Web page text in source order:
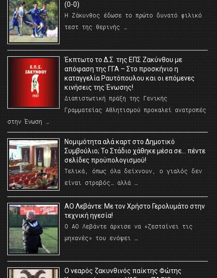
(0-0)
Η Ζάκυνθος έδωσε το πρώτο δυνατό φιλικό
τεστ της θερινής …
Έκπτωτο το Δ.Σ. της ΕΠΣ Ζακύνθου με
απόφαση της ΓΓΑ – Στο προσκήνιο η
καταγγελία Ραυτόπουλου και οι επόμενες
κινήσεις της Ένωσης!
Διαπιστωτική πράξη της Γενικής
Γραμματείας Αθλητισμού προκαλεί ανατροπές
στην Ένωση …
Νομιμότητα αλά καρτ στο Δημοτικό
Συμβούλιο; Το Στάδιο χάθηκε μέσα σε… πέντε
σελίδες προϋπολογισμού!
Τελικά, όπως όλα δείχνουν, ο γιαλός δεν
είναι στραβός… αλλά …
ΑΟ Λεβάντε: Με τον Χρήστο Γερολυμάτο στην
τεχνική ηγεσία!
Ο ΑΟ Λεβάντε άρχισε να «ζεσταίνει τις
μηχανές» του ενόψει …
O νεαρός ζακυνθινός παίκτης Φώτης